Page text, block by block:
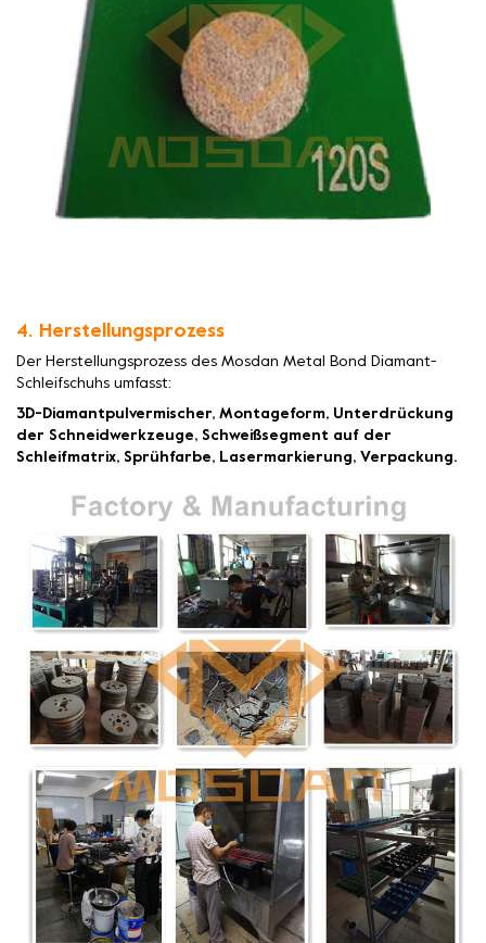
4. Herstellungsprozess
Der Herstellungsprozess des Mosdan Metal Bond Diamant-
Schleifschuhs umfasst:
3D-Diamantpulvermischer, Montageform, Unterdrückung
der Schneidwerkzeuge, Schweißsegment auf der
Schleifmatrix, Sprühfarbe, Lasermarkierung, Verpackung.